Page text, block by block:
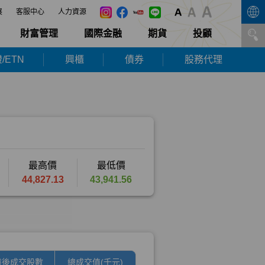
客服中心 人力資源
財富管理 國際金融 期貨 投顧
ETN 興櫃 債券 股務代理